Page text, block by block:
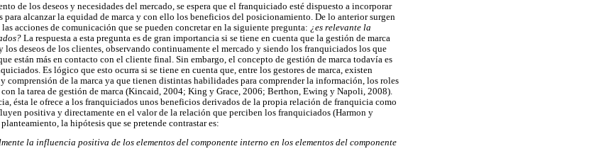
de los deseos y necesidades del mercado, se espera que el franquiciado esté dispuesto a incorporar
para alcanzar la equidad de marca y con ello los beneficios del posicionamiento. De lo anterior surgen
acciones de comunicación que se pueden concretar en la siguiente pregunta: ¿es relevante la
La respuesta a esta pregunta es de gran importancia si se tiene en cuenta que la gestión de marca
los deseos de los clientes, observando continuamente el mercado y siendo los franquiciados los que
están más en contacto con el cliente final. Sin embargo, el concepto de gestión de marca todavía es
Es lógico que esto ocurra si se tiene en cuenta que, entre los gestores de marca, existen
comprensión de la marca ya que tienen distintas habilidades para comprender la información, los roles
la tarea de gestión de marca (Kincaid, 2004; King y Grace, 2006; Berthon, Ewing y Napoli, 2008).
ésta le ofrece a los franquiciados unos beneficios derivados de la propia relación de franquicia como
positiva y directamente en el valor de la relación que perciben los franquiciados (Harmon y
la hipótesis que se pretende contrastar es:
la influencia positiva de los elementos del componente interno en los elementos del componente